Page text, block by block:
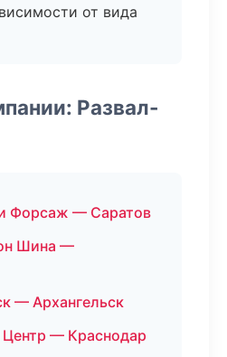
от вида
Развал-
Форсаж — Саратов
Шина —
— Архангельск
— Краснодар